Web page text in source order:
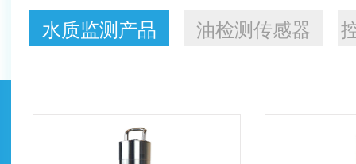
水质监测产品 油检测传感器